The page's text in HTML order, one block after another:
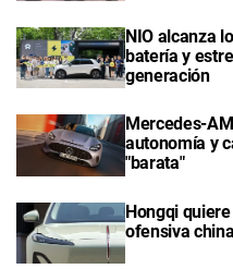
NIO alcanza
batería y
generación
Mercedes-
autonomía y
"barata"
Hongqi
ofensiva